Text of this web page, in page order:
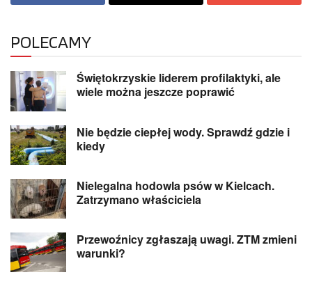
POLECAMY
Świętokrzyskie liderem profilaktyki, ale
wiele można jeszcze poprawić
Nie będzie ciepłej wody. Sprawdź gdzie i
kiedy
Nielegalna hodowla psów w Kielcach.
Zatrzymano właściciela
Przewoźnicy zgłaszają uwagi. ZTM zmieni
warunki?